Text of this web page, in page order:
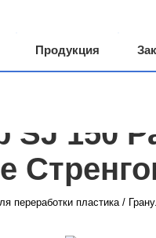
Продукция
SJ 150
переработки пластика/